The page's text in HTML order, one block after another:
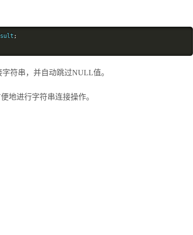
;
符串，并自动跳过NULL值。
地进行字符串连接操作。